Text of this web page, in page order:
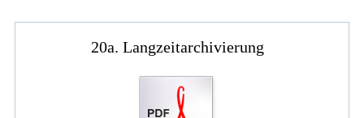
20a. Langzeitarchivierung